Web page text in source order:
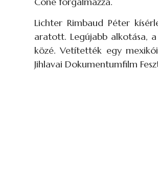
Lichter Rimbaud Péter
aratott. Legújabb alkotása,
közé. Vetítették egy
Jihlavai Dokumentumfilm